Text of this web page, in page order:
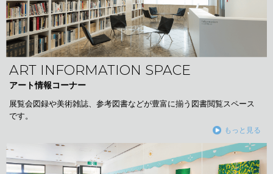
ART INFORMATION SPACE
アート情報コーナー
展覧会図録や美術雑誌、参考図書などが豊富に揃う図書閲覧スペース
です。
もっと見る